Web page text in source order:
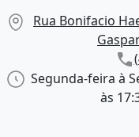
Rua Bonifacio
Segunda-feira à
às